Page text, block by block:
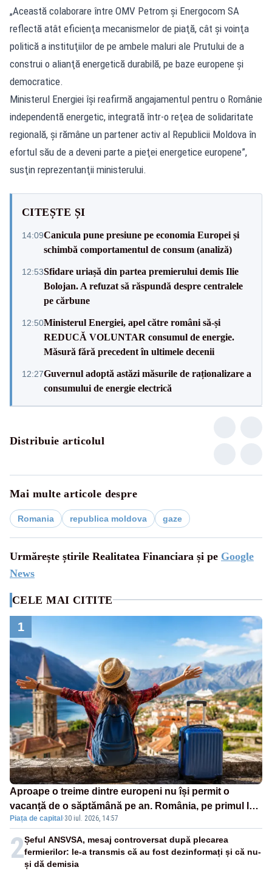
„Această colaborare între OMV Petrom şi Energocom SA
reflectă atât eficienţa mecanismelor de piaţă, cât şi voinţa
politică a instituţiilor de pe ambele maluri ale Prutului de a
construi o alianţă energetică durabilă, pe baze europene şi
democratice.
Ministerul Energiei îşi reafirmă angajamentul pentru o Românie
independentă energetic, integrată într-o reţea de solidaritate
regională, şi rămâne un partener activ al Republicii Moldova în
efortul său de a deveni parte a pieţei energetice europene”,
susţin reprezentanţii ministerului.
CITEȘTE ȘI
14:09Canicula pune presiune pe economia Europei și
schimbă comportamentul de consum (analiză)
12:53Sfidare uriașă din partea premierului demis Ilie
Bolojan. A refuzat să răspundă despre centralele
pe cărbune
12:50Ministerul Energiei, apel către români să-și
REDUCĂ VOLUNTAR consumul de energie.
Măsură fără precedent în ultimele decenii
12:27Guvernul adoptă astăzi măsurile de raționalizare a
consumului de energie electrică
Distribuie articolul
Mai multe articole despre
Romania republica moldova gaze
Urmărește știrile Realitatea Financiara și pe Google
News
CELE MAI CITITE
1
Aproape o treime dintre europeni nu își permit o
vacanță de o săptămână pe an. România, pe primul loc
în UE
Piața de capital ·30 iul. 2026, 14:57
2Șeful ANSVSA, mesaj controversat după plecarea
fermierilor: le-a transmis că au fost dezinformați și că nu-
și dă demisia